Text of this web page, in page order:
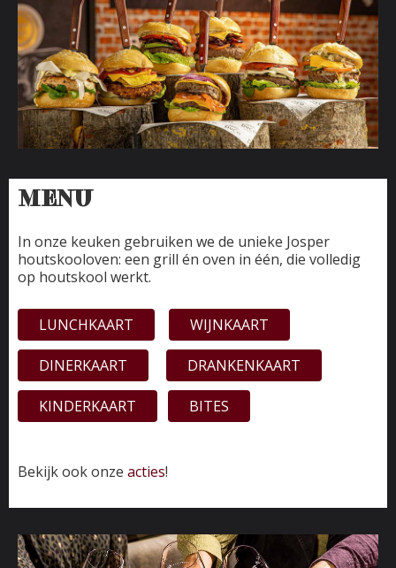
MENU
In onze keuken gebruiken we de unieke Josper
houtskooloven: een grill én oven in één, die volledig
op houtskool werkt.
LUNCHKAART WIJNKAART
DINERKAART DRANKENKAART
KINDERKAART BITES
Bekijk ook onze acties!